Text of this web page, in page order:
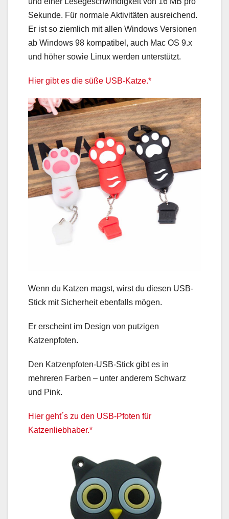
Sekunde. Für normale Aktivitäten ausreichend.
Er ist so ziemlich mit allen Windows Versionen
ab Windows 98 kompatibel, auch Mac OS 9.x
und höher sowie Linux werden unterstützt.
Hier gibt es die süße USB-Katze.*
Wenn du Katzen magst, wirst du diesen USB-
Stick mit Sicherheit ebenfalls mögen.
Er erscheint im Design von putzigen
Katzenpfoten.
Den Katzenpfoten-USB-Stick gibt es in
mehreren Farben – unter anderem Schwarz
und Pink.
Hier geht´s zu den USB-Pfoten für
Katzenliebhaber.*